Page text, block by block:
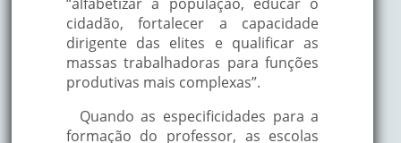
cidadão, fortalecer a capacidade
dirigente das elites e qualificar as
massas trabalhadoras para funções
produtivas mais complexas”.
Quando as especificidades para a
formação do professor, as escolas